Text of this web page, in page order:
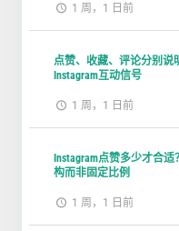
1 周，1 日前
点赞、收藏、评论分别说
Instagram互动信号
1 周，1 日前
Instagram点赞多少才合
构而非固定比例
1 周，1 日前